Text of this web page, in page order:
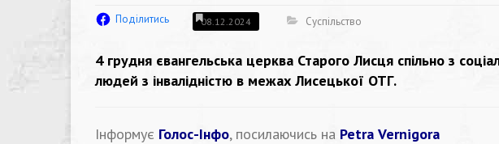
Поділитись 08.12.2024 Суспільство
4 грудня євангельська церква Старого Лисця спільно з
людей з інвалідністю в межах Лисецької ОТГ.
Інформує Голос-Інфо, посилаючись на Petrа Vernigora